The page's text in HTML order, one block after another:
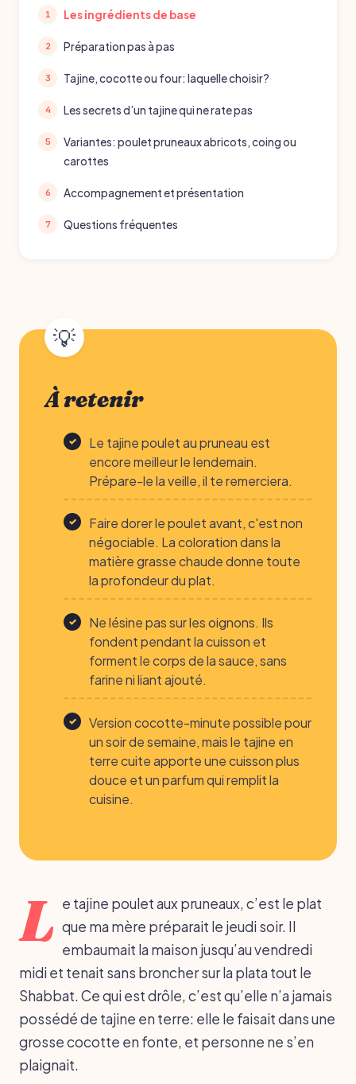
Les ingrédients de base
Préparation pas à pas
Tajine, cocotte ou four: laquelle choisir?
Les secrets d’un tajine qui ne rate pas
Variantes: poulet pruneaux abricots, coing ou
carottes
Accompagnement et présentation
Questions fréquentes
À retenir
Le tajine poulet au pruneau est
encore meilleur le lendemain.
Prépare-le la veille, il te remerciera.
Faire dorer le poulet avant, c'est non
négociable. La coloration dans la
matière grasse chaude donne toute
la profondeur du plat.
Ne lésine pas sur les oignons. Ils
fondent pendant la cuisson et
forment le corps de la sauce, sans
farine ni liant ajouté.
Version cocotte-minute possible pour
un soir de semaine, mais le tajine en
terre cuite apporte une cuisson plus
douce et un parfum qui remplit la
cuisine.
L e tajine poulet aux pruneaux, c’est le plat
que ma mère préparait le jeudi soir. Il
embaumait la maison jusqu’au vendredi
midi et tenait sans broncher sur la plata tout le
Shabbat. Ce qui est drôle, c’est qu’elle n’a jamais
possédé de tajine en terre: elle le faisait dans une
grosse cocotte en fonte, et personne ne s’en
plaignait.